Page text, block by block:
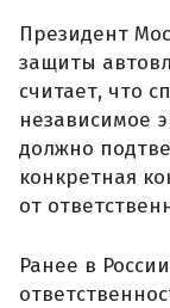
Президент
защиты
считает, что
независимое
должно
конкретная
от
Ранее в России